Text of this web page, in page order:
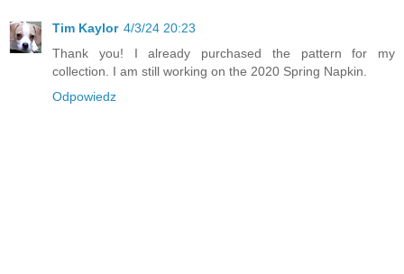
Tim Kaylor 4/3/24 20:23
Thank you! I already purchased the pattern for my
collection. I am still working on the 2020 Spring Napkin.
Odpowiedz